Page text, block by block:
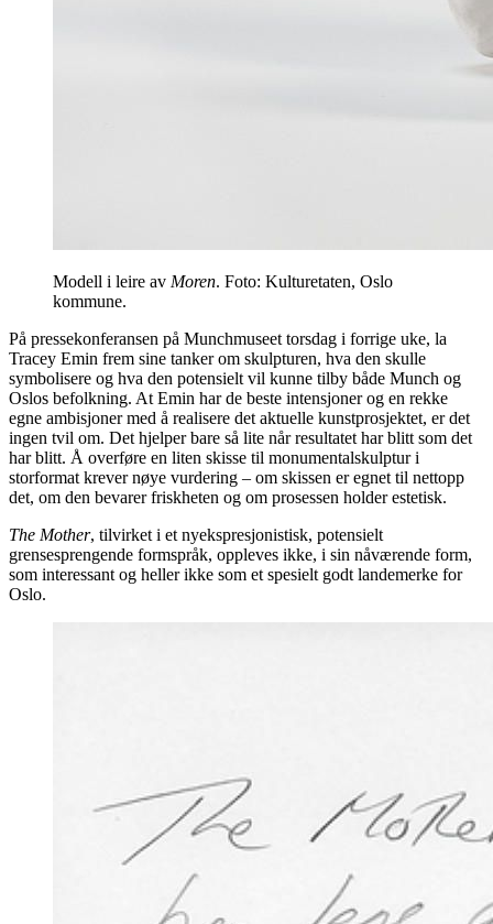
Modell i leire av Moren. Foto: Kulturetaten, Oslo
kommune.
På pressekonferansen på Munchmuseet torsdag i forrige uke, la
Tracey Emin frem sine tanker om skulpturen, hva den skulle
symbolisere og hva den potensielt vil kunne tilby både Munch og
Oslos befolkning. At Emin har de beste intensjoner og en rekke
egne ambisjoner med å realisere det aktuelle kunstprosjektet, er det
ingen tvil om. Det hjelper bare så lite når resultatet har blitt som det
har blitt. Å overføre en liten skisse til monumentalskulptur i
storformat krever nøye vurdering – om skissen er egnet til nettopp
det, om den bevarer friskheten og om prosessen holder estetisk.
The Mother, tilvirket i et nyekspresjonistisk, potensielt
grensesprengende formspråk, oppleves ikke, i sin nåværende form,
som interessant og heller ikke som et spesielt godt landemerke for
Oslo.